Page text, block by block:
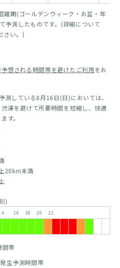
期(ゴールデンウィーク・お盆・年
予測したものです。(詳細について
さい。)
想される時間帯を避けたご利用をお
測している8月16日(日)においては、
滞を避けて所要時間を短縮し、快適
す。
20km未満
)
18 20 22
間帯
生予測時間帯